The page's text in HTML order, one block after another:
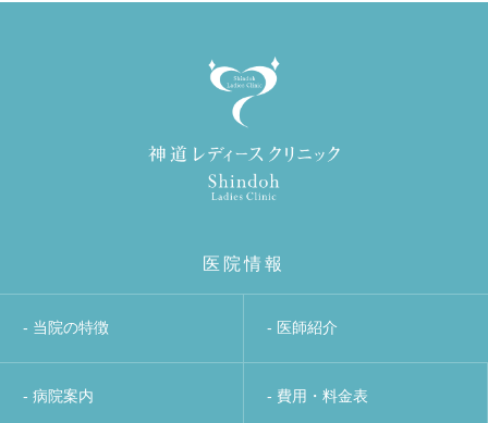
医院情報
- 当院の特徴 - 医師紹介
- 病院案内 - 費用・料金表